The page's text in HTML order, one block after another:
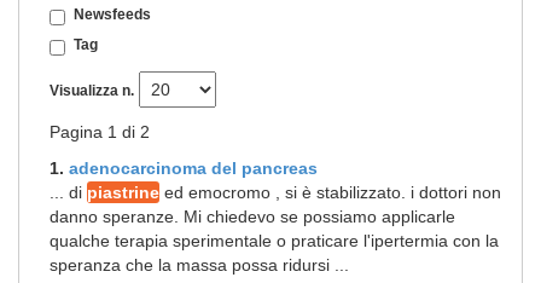
Newsfeeds
Tag
Visualizza n.
Pagina 1 di 2
1. adenocarcinoma del pancreas
... di piastrine ed emocromo , si è stabilizzato. i dottori non
danno speranze. Mi chiedevo se possiamo applicarle
qualche terapia sperimentale o praticare l'ipertermia con la
speranza che la massa possa ridursi ...